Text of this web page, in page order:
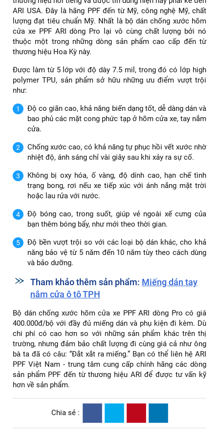
ARI USA. Đây là hãng PPF đến từ Mỹ, công nghệ Mỹ, chất
lượng đạt tiêu chuẩn Mỹ. Nhất là bộ dán chống xước hõm
cửa xe PPF ARI dòng Pro lại vô cùng chất lượng bởi nó
thuộc một trong những dòng sản phẩm cao cấp đến từ
thương hiệu Hoa Kỳ này.
Được làm từ 5 lớp với độ dày 7.5 mil, trong đó có lớp high
polymer TPU, sản phẩm sở hữu những ưu điểm vượt trội
như:
Độ co giãn cao, khả năng biến dạng tốt, dễ dàng dán và
bao phủ các mặt cong phức tạp ở hõm cửa xe, tay nắm
cửa.
Chống xước cao, có khả năng tự phục hồi vết xước nhờ
nhiệt độ, ánh sáng chỉ vài giây sau khi xảy ra sự cố.
Không bị oxy hóa, ố vàng, độ dính cao, hạn chế tình
trạng bong, rơi nếu xe tiếp xúc với ánh nắng mặt trời
hoặc lau rửa với nước.
Độ bóng cao, trong suốt, giúp vẻ ngoài xế cưng của
bạn thêm bóng bẩy, như mới theo thời gian.
Độ bền vượt trội so với các loại bộ dán khác, cho khả
năng bảo vệ từ 5 năm đến 10 năm tùy theo cách dùng
và bảo dưỡng.
Tham khảo thêm sản phẩm: Miếng dán tay
nắm cửa ô tô TPH
Bộ dán chống xước hõm cửa xe PPF ARI dòng Pro có giá
400.000đ/bộ với đầy đủ miếng dán và phụ kiện đi kèm. Dù
chi phí có cao hơn so với những sản phẩm khác trên thị
trường, nhưng đảm bảo chất lượng đi cùng giá cả như ông
bà ta đã có câu: “Đắt xắt ra miếng.” Bạn có thể liên hệ ARI
PPF Việt Nam - trung tâm cung cấp chính hãng các dòng
sản phẩm PPF đến từ thương hiệu ARI để được tư vấn kỹ
hơn về sản phẩm.
Chia sẻ :